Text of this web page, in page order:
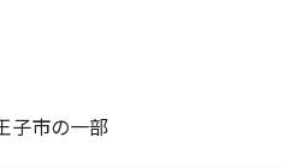
子市の一部